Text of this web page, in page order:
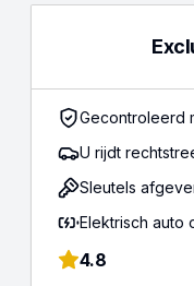
Gecontroleerd
U rijdt
Sleutels
Elektrisch auto
4.8